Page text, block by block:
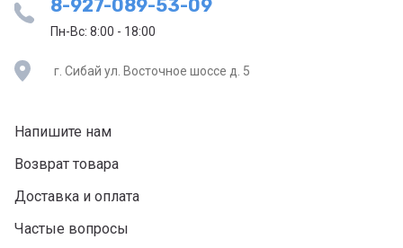
8-927-089-53-09
Пн-Вс: 8:00 - 18:00
г. Сибай ул. Восточное шоссе д. 5
Напишите нам
Возврат товара
Доставка и оплата
Частые вопросы